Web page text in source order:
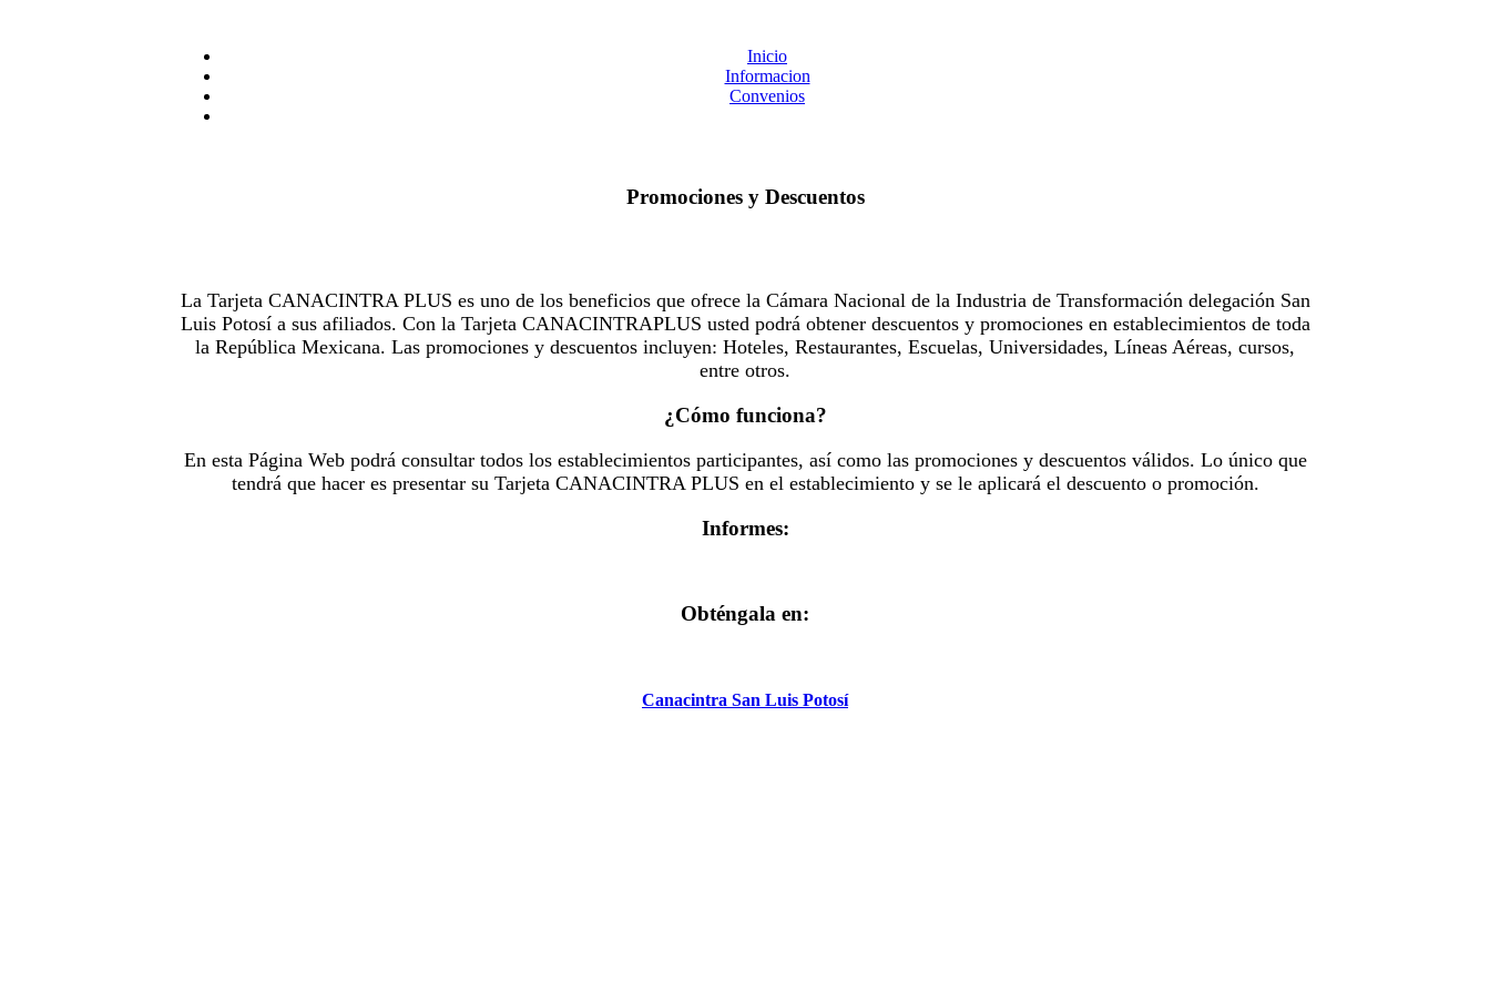
Inicio
Informacion
Convenios
Promociones y Descuentos
La Tarjeta CANACINTRA PLUS es uno de los beneficios que ofrece la Cámara Nacional de la Industria de Transformación delegación San
Luis Potosí a sus afiliados. Con la Tarjeta CANACINTRAPLUS usted podrá obtener descuentos y promociones en establecimientos de toda
la República Mexicana. Las promociones y descuentos incluyen: Hoteles, Restaurantes, Escuelas, Universidades, Líneas Aéreas, cursos,
entre otros.
¿Cómo funciona?
En esta Página Web podrá consultar todos los establecimientos participantes, así como las promociones y descuentos válidos. Lo único que
tendrá que hacer es presentar su Tarjeta CANACINTRA PLUS en el establecimiento y se le aplicará el descuento o promoción.
Informes:
Obténgala en:
Canacintra San Luis Potosí